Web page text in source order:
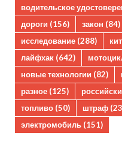
водительское
дороги (156) закон (84)
исследование (288)
лайфхак (642)
новые технологии (82)
разное (125)
топливо (50) штраф
электромобиль (151)